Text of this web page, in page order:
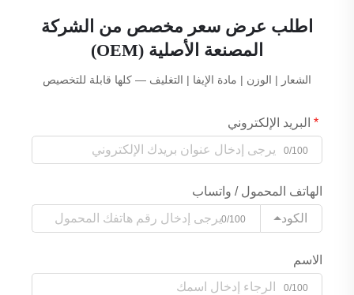
اطلب عرض سعر مخصص من الشركة
المصنعة الأصلية (OEM)
الشعار | الوزن | مادة الإيفا | التغليف — كلها قابلة للتخصيص
البريد الإلكتروني
0/100
الهاتف المحمول / واتساب
الكود
0/100
الاسم
0/100